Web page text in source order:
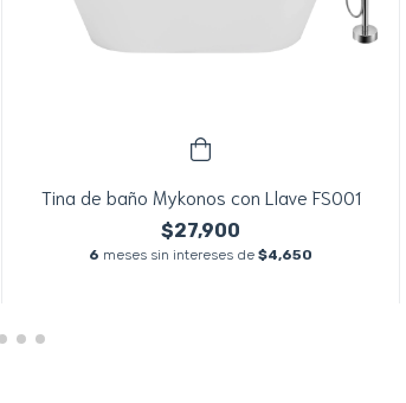
Tina de baño Mykonos con Llave FS001
$27,900
6 meses sin intereses de $4,650